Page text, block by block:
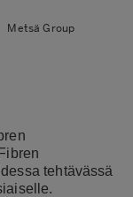
Metsä Group
tehtävässä